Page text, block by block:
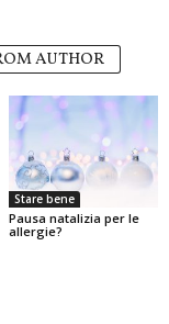
AUTHOR
Stare bene
Pausa natalizia per le
allergie?